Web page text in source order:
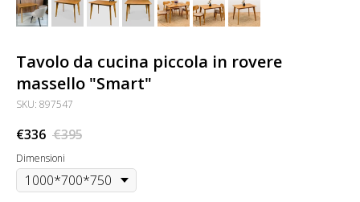
Tavolo da cucina piccola in rovere
massello "Smart"
SKU: 897547
€336 €395
Dimensioni